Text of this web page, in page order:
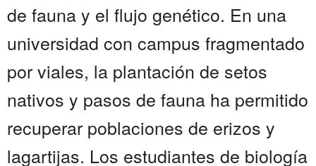
de fauna y el flujo genético. En una
universidad con campus fragmentado
por viales, la plantación de setos
nativos y pasos de fauna ha permitido
recuperar poblaciones de erizos y
lagartijas. Los estudiantes de biología